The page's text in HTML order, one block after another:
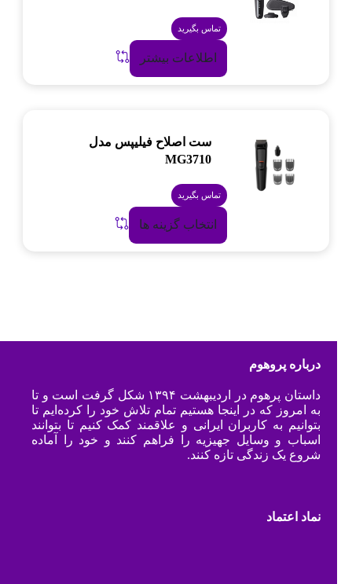
تماس بگیرید
اطلاعات بیشتر
ست اصلاح فیلیپس مدل
MG3710
تماس بگیرید
انتخاب گزینه ها
درباره پروهوم
داستان پرهوم در اردیبهشت ۱۳۹۴ شکل گرفت است و تا
به امروز که در اینجا هستیم تمام تلاش خود را کرده‌ایم تا
بتوانیم به کاربران ایرانی و علاقمند کمک کنیم تا بتوانند
اسباب و وسایل جهیزیه را فراهم کنند و خود را آماده
شروع یک زندگی تازه کنند.
نماد اعتماد